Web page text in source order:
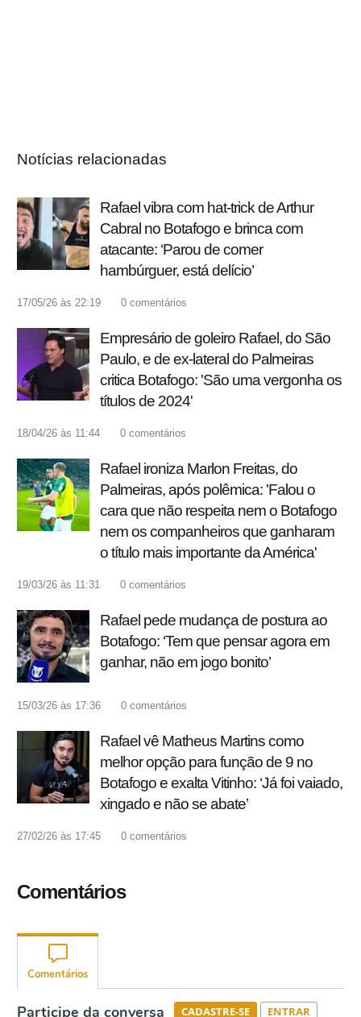
Notícias relacionadas
Rafael vibra com hat-trick de Arthur
Cabral no Botafogo e brinca com
atacante: ‘Parou de comer
hambúrguer, está delício’
17/05/26 às 22:19 0 comentários
Empresário de goleiro Rafael, do São
Paulo, e de ex-lateral do Palmeiras
critica Botafogo: 'São uma vergonha os
títulos de 2024'
18/04/26 às 11:44 0 comentários
Rafael ironiza Marlon Freitas, do
Palmeiras, após polêmica: 'Falou o
cara que não respeita nem o Botafogo
nem os companheiros que ganharam
o título mais importante da América'
19/03/26 às 11:31 0 comentários
Rafael pede mudança de postura ao
Botafogo: ‘Tem que pensar agora em
ganhar, não em jogo bonito’
15/03/26 às 17:36 0 comentários
Rafael vê Matheus Martins como
melhor opção para função de 9 no
Botafogo e exalta Vitinho: ‘Já foi vaiado,
xingado e não se abate’
27/02/26 às 17:45 0 comentários
Comentários